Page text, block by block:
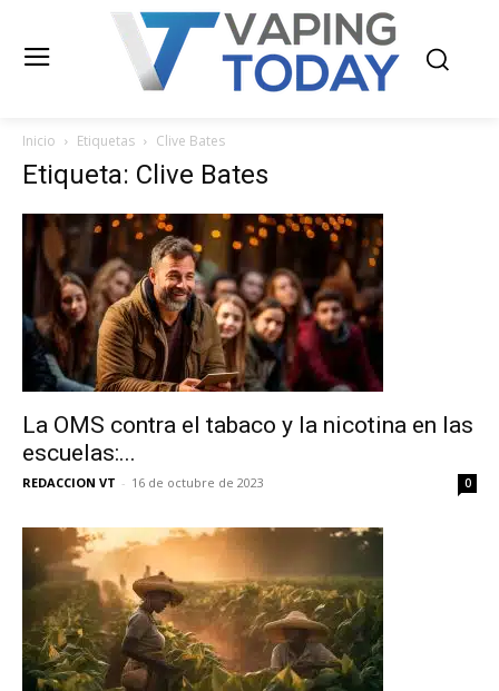
Inicio Etiquetas Clive Bates
Etiqueta: Clive Bates
La OMS contra el tabaco y la nicotina en las
escuelas:...
REDACCION VT - 16 de octubre de 2023 0